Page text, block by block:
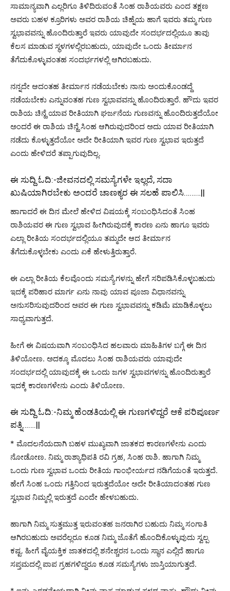
ಸಾಮಾನ್ಯವಾಗಿ ಎಲ್ಲರಿಗೂ ತಿಳಿದಿರುವಂತೆ ಸಿಂಹ ರಾಶಿಯವರು ಎಂದ ತಕ್ಷಣ
ಅವರು ಬಹಳ ಕ್ರೂರಿಗಳು ಅವರ ರಾಶಿಯ ಚಿಹ್ನೆಯ ಹಾಗೆ ಇವರು ತಮ್ಮ ಗುಣ
ಸ್ವಭಾವವನ್ನು ಹೊಂದಿರುತ್ತಾರೆ ಇವರು ಯಾವುದೇ ಸಂದರ್ಭದಲ್ಲಿಯೂ ತಾವು
ಕೆಲಸ ಮಾಡುವ ಸ್ಥಳಗಳಲ್ಲಿರಬಹುದು, ಯಾವುದೇ ಒಂದು ತೀರ್ಮಾನ
ತೆಗೆದುಕೊಳ್ಳುವಂತಹ ಸಂದರ್ಭಗಳಲ್ಲಿ ಆಗಿರಬಹುದು.
ನನ್ನದೇ ಆದಂತಹ ತೀರ್ಮಾನ ನಡೆಯಬೇಕು ನಾನು ಅಂದುಕೊಂಡದ್ದೆ
ನಡೆಯಬೇಕು ಎನ್ನುವಂತಹ ಗುಣ ಸ್ವಭಾವವನ್ನು ಹೊಂದಿರುತ್ತಾರೆ. ಹೌದು ಇವರ
ರಾಶಿಯ ಚಿನ್ಹೆ ಯಾವ ರೀತಿಯಾಗಿ ಘರ್ಜನೆಯ ಗುಣವನ್ನು ಹೊಂದಿರುತ್ತದೆಯೋ
ಅಂದರೆ ಈ ರಾಶಿಯ ಚಿನ್ಹೆ ಸಿಂಹ ಆಗಿರುವುದರಿಂದ ಅದು ಯಾವ ರೀತಿಯಾಗಿ
ನಡೆದು ಕೊಳ್ಳುತ್ತದೆಯೋ ಅದೇ ರೀತಿಯಾಗಿ ಇವರ ಗುಣ ಸ್ವಭಾವ ಇರುತ್ತದೆ
ಎಂದು ಹೇಳಿದರೆ ತಪ್ಪಾಗುವುದಿಲ್ಲ.
ಈ ಸುದ್ದಿ ಓದಿ:-ಜೀವನದಲ್ಲಿ ಸಮಸ್ಯೆಗಳೇ ಇಲ್ಲದೆ, ಸದಾ
ಖುಷಿಯಾಗಿರಬೇಕು ಅಂದರೆ ಚಾಣಕ್ಯರ ಈ ಸಲಹೆ ಪಾಲಿಸಿ………||
ಹಾಗಾದರೆ ಈ ದಿನ ಮೇಲೆ ಹೇಳಿದ ವಿಷಯಕ್ಕೆ ಸಂಬಂಧಿಸಿದಂತೆ ಸಿಂಹ
ರಾಶಿಯವರ ಈ ಗುಣ ಸ್ವಭಾವ ಹೀಗಿರುವುದಕ್ಕೆ ಕಾರಣ ಏನು ಹಾಗೂ ಇವರು
ಎಲ್ಲಾ ರೀತಿಯ ಸಂದರ್ಭದಲ್ಲಿಯೂ ತಮ್ಮದೇ ಆದ ತೀರ್ಮಾನ
ತೆಗೆದುಕೊಳ್ಳಬೇಕು ಎಂದು ಏಕೆ ಹೇಳುತ್ತಿರುತ್ತಾರೆ.
ಈ ಎಲ್ಲಾ ರೀತಿಯ ಕೆಲವೊಂದು ಸಮಸ್ಯೆಗಳನ್ನು ಹೇಗೆ ಸರಿಪಡಿಸಿಕೊಳ್ಳಬಹುದು
ಇದಕ್ಕೆ ಪರಿಹಾರ ಮಾರ್ಗ ಏನು ನಾವು ಯಾವ ಪೂಜಾ ವಿಧಾನವನ್ನು
ಅನುಸರಿಸುವುದರಿಂದ ಅವರ ಈ ಗುಣ ಸ್ವಭಾವವನ್ನು ಕಡಿಮೆ ಮಾಡಿಕೊಳ್ಳಲು
ಸಾಧ್ಯವಾಗುತ್ತದೆ.
ಹೀಗೆ ಈ ವಿಷಯವಾಗಿ ಸಂಬಂಧಿಸಿದ ಹಲವಾರು ಮಾಹಿತಿಗಳ ಬಗ್ಗೆ ಈ ದಿನ
ತಿಳಿಯೋಣ. ಅದಕ್ಕೂ ಮೊದಲು ಸಿಂಹ ರಾಶಿಯವರು ಯಾವುದೇ
ಸಂದರ್ಭದಲ್ಲಿ ಯಾವುದಕ್ಕೆ ಈ ಒಂದು ಜಗಳ ಸ್ವಭಾವಗಳನ್ನು ಹೊಂದಿರುತ್ತಾರೆ
ಇದಕ್ಕೆ ಕಾರಣಗಳೇನು ಎಂದು ತಿಳಿಯೋಣ.
ಈ ಸುದ್ದಿ ಓದಿ:-ನಿಮ್ಮ ಹೆಂಡತಿಯಲ್ಲಿ ಈ ಗುಣಗಳಿದ್ದರೆ ಆಕೆ ಪರಿಪೂರ್ಣ
ಪತ್ನಿ…….||
* ಮೊದಲನೆಯದಾಗಿ ಬಹಳ ಮುಖ್ಯವಾಗಿ ಜಾತಕದ ಕಾರಣಗಳೇನು ಎಂದು
ನೋಡೋಣ. ನಿಮ್ಮ ರಾಶ್ಯಾಧಿಪತಿ ರವಿ ಗ್ರಹ, ಸಿಂಹ ರಾಶಿ. ಹಾಗಾಗಿ ನಿಮ್ಮ
ಒಂದು ಗುಣ ಸ್ವಭಾವ ಒಂದು ರೀತಿಯ ಗಾಂಭೀರ್ಯದ ನಡಿಗೆಯಂತೆ ಇರುತ್ತದೆ.
ಹೇಗೆ ಸಿಂಹ ಒಂದು ಗತ್ತಿನಿಂದ ಇರುತ್ತದೆಯೋ ಅದೇ ರೀತಿಯಾದಂತಹ ಗುಣ
ಸ್ವಭಾವ ನಿಮ್ಮಲ್ಲಿ ಇರುತ್ತದೆ ಎಂದೇ ಹೇಳಬಹುದು.
ಹಾಗಾಗಿ ನಿಮ್ಮ ಸುತ್ತಮುತ್ತ ಇರುವಂತಹ ಜನರಾಗಿರ ಬಹುದು ನಿಮ್ಮ ಸಂಗಾತಿ
ಆಗಿರಬಹುದು ಅವರೆಲ್ಲರೂ ಕೂಡ ನಿಮ್ಮ ಜೊತೆಗೆ ಹೊಂದಿಕೊಳ್ಳುವುದು ಸ್ವಲ್ಪ
ಕಷ್ಟ. ಹೀಗೆ ವೈಯಕ್ತಿಕ ಜಾತಕದಲ್ಲಿ ಶನೇಶ್ಚರನ ಒಂದು ಸ್ಥಾನ ಎಲ್ಲಿದೆ ಹಾಗೂ
ಸಪ್ತಮದಲ್ಲಿ ಪಾಪ ಗ್ರಹಗಳಿದ್ದರೂ ಕೂಡ ಸಮಸ್ಯೆಗಳು ಜಾಸ್ತಿಯಾಗುತ್ತದೆ.